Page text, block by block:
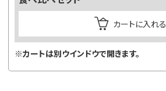
カートに入れる
※カートは別ウインドウで開きます。